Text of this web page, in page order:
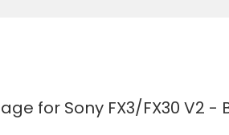
for Sony FX3/FX30 V2 -